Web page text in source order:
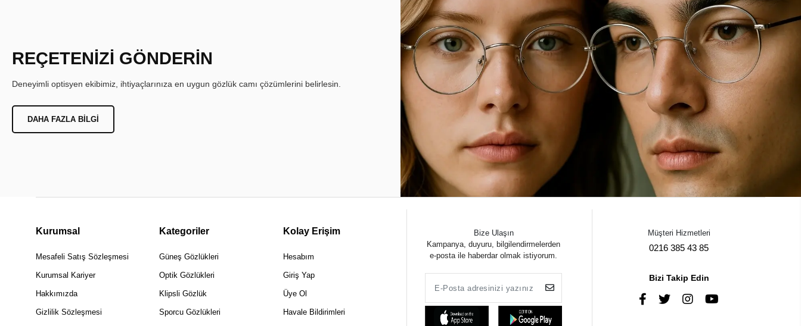
REÇETENİZİ GÖNDERİN
Deneyimli optisyen ekibimiz, ihtiyaçlarınıza en uygun gözlük camı çözümlerini belirlesin.
DAHA FAZLA BILGI
Kurumsal
Mesafeli Satış Sözleşmesi
Kurumsal Kariyer
Hakkımızda
Gizlilik Sözleşmesi
Kategoriler
Güneş Gözlükleri
Optik Gözlükleri
Klipsli Gözlük
Sporcu Gözlükleri
Kolay Erişim
Hesabım
Giriş Yap
Üye Ol
Havale Bildirimleri
Bize Ulaşın
Kampanya, duyuru, bilgilendirmelerden
e-posta ile haberdar olmak istiyorum.
Müşteri Hizmetleri
0216 385 43 85
Bizi Takip Edin